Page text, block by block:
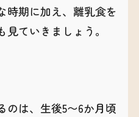
時期に加え、離乳食を
ていきましょう。
のは、生後5〜6か月頃